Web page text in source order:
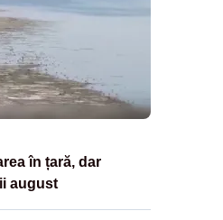
în țară, dar
august